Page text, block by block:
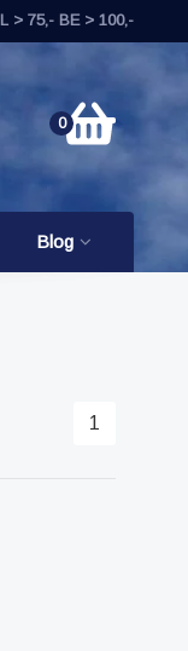
> 75,- BE > 100,-
0
Blog
1